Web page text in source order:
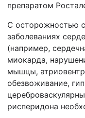
препаратом
С осторожностью
заболеваниях
(например,
миокарда,
мышцы,
обезвоживание,
рисперидона